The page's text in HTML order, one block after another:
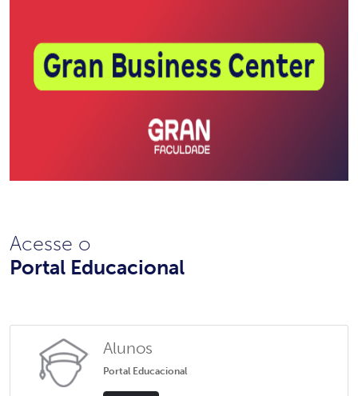
Acesse o
Portal Educacional
Alunos
Portal Educacional